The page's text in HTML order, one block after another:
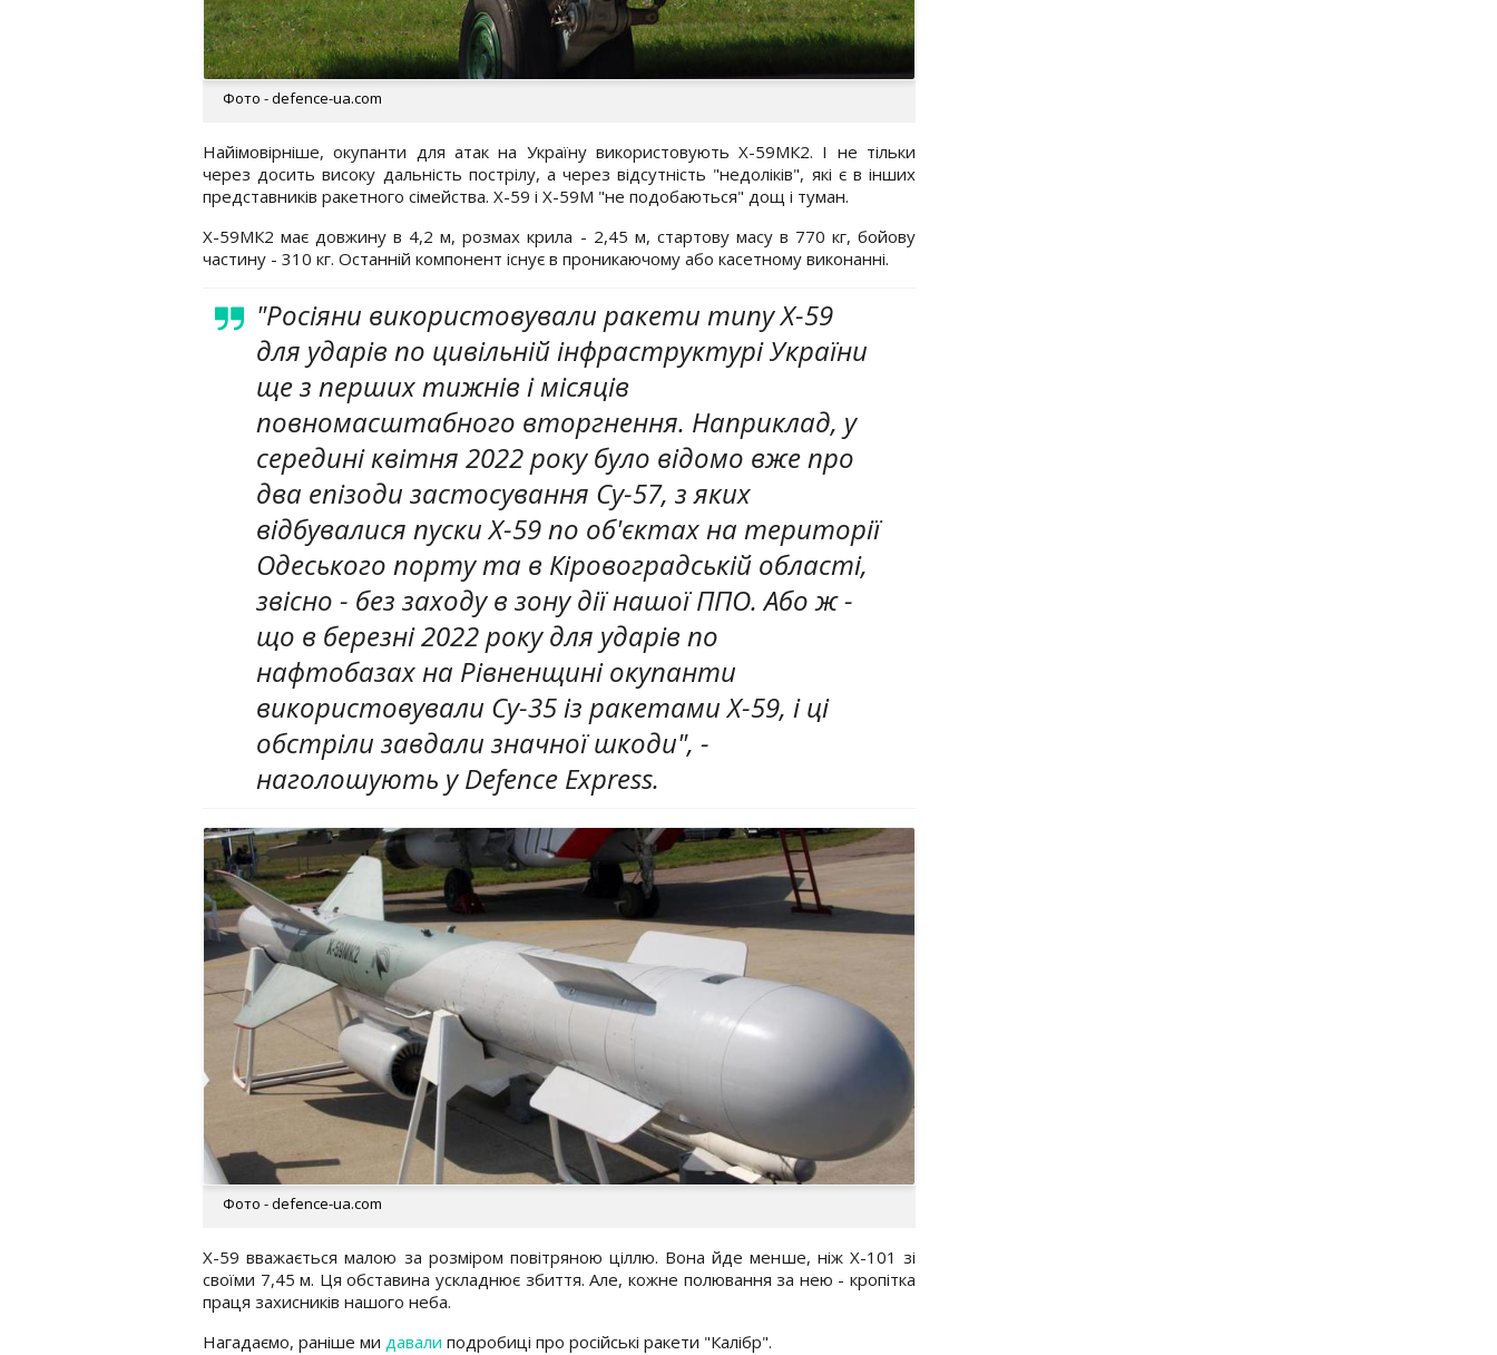
Фото - defence-ua.com
Найімовірніше, окупанти для атак на Україну використовують Х-59МК2. І не тільки
через досить високу дальність пострілу, а через відсутність "недоліків", які є в інших
представників ракетного сімейства. Х-59 і Х-59М "не подобаються" дощ і туман.
Х-59МК2 має довжину в 4,2 м, розмах крила - 2,45 м, стартову масу в 770 кг, бойову
частину - 310 кг. Останній компонент існує в проникаючому або касетному виконанні.
"Росіяни використовували ракети типу Х-59
для ударів по цивільній інфраструктурі України
ще з перших тижнів і місяців
повномасштабного вторгнення. Наприклад, у
середині квітня 2022 року було відомо вже про
два епізоди застосування Су-57, з яких
відбувалися пуски Х-59 по об'єктах на території
Одеського порту та в Кіровоградській області,
звісно - без заходу в зону дії нашої ППО. Або ж -
що в березні 2022 року для ударів по
нафтобазах на Рівненщині окупанти
використовували Су-35 із ракетами Х-59, і ці
обстріли завдали значної шкоди", -
наголошують у Defence Express.
Фото - defence-ua.com
Х-59 вважається малою за розміром повітряною ціллю. Вона йде менше, ніж Х-101 зі
своїми 7,45 м. Ця обставина ускладнює збиття. Але, кожне полювання за нею - кропітка
праця захисників нашого неба.
Нагадаємо, раніше ми давали подробиці про російські ракети "Калібр".